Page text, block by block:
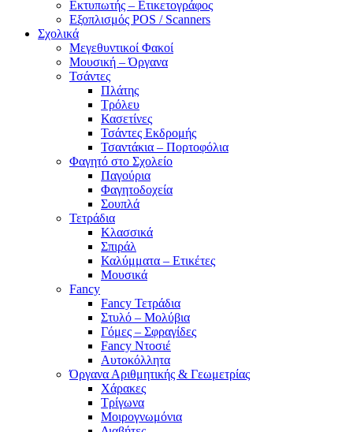
Εκτυπωτής – Ετικετογράφος
Εξοπλισμός POS / Scanners
Σχολικά
Μεγεθυντικοί Φακοί
Μουσική – Όργανα
Τσάντες
Πλάτης
Τρόλευ
Κασετίνες
Τσάντες Εκδρομής
Τσαντάκια – Πορτοφόλια
Φαγητό στο Σχολείο
Παγούρια
Φαγητοδοχεία
Σουπλά
Τετράδια
Κλασσικά
Σπιράλ
Καλύμματα – Ετικέτες
Μουσικά
Fancy
Fancy Τετράδια
Στυλό – Μολύβια
Γόμες – Σφραγίδες
Fancy Ντοσιέ
Αυτοκόλλητα
Όργανα Αριθμητικής & Γεωμετρίας
Χάρακες
Τρίγωνα
Mοιρογνωμόνια